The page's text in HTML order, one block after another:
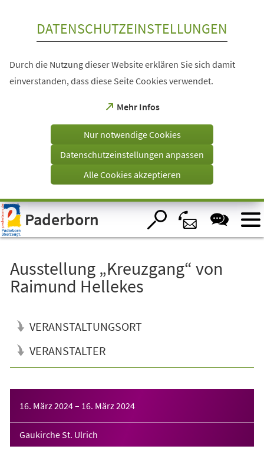
Visuelle
Assistenzsoftware
öffnen.
DATENSCHUTZEINSTELLUNGEN
Durch die Nutzung dieser Website erklären Sie sich damit
einverstanden, dass diese Seite Cookies verwendet.
Mehr Infos
(Öffnet
einem
Tab)
Nur notwendige Cookies
Datenschutzeinstellungen anpassen
Alle Cookies akzeptieren
Paderborn
Ausstellung „Kreuzgang“ von
Raimund Hellekes
VERANSTALTUNGSORT
VERANSTALTER
16. März 2024– 16. März 2024
Gaukirche St. Ulrich